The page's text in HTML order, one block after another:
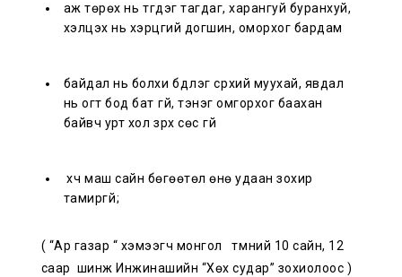
аж төрөх нь түгдэг тагдаг, харангуй буранхуй,
хэлцэх нь хэрцгий догшин, оморхог бардам
байдал нь болхи бүдүүлэг сүрхий муухай, явдал
нь огт бод бат үгүй, тэнэг омгорхог баахан
байвч урт хол зүрх сөс үгүй
хүч маш сайн бөгөөтөл өнө удаан зохир
тамиргүй;
( “Ар газар “ хэмээгч монгол түмний 10 сайн, 12
саар шинж Инжинашийн “Хөх судар” зохиолоос )